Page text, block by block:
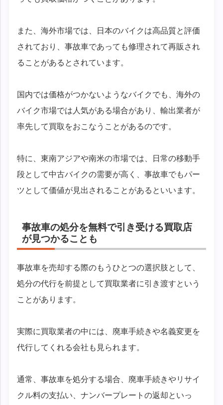
また、海外市場では、日本のバイクは高品質と評価
されており、事故車であっても修理されて再販され
ることがあるとされています。
国内では価格がつかないようなバイクでも、海外の
バイク市場では人気がある場合があり、輸出業者が
率先して買取をおこなうことがあるのです。
特に、東南アジアや南米の市場では、日常の移動手
段として中古バイクの需要が高く、事故車でもパー
ツとして価値が見出されることがあるといいます。
事故車の処分を無料で引き受ける買取店
が見つかることも
事故車を売却する際のもうひとつの選択肢として、
処分の代行を前提として買取業者に引き渡すという
ことがあります。
実際に買取業者の中には、廃車手続きや名義変更を
代行してくれる会社も見られます。
通常、事故車を処分する場合、廃車手続きやリサイ
クル料の支払い、ナンバープレートの返却といっ